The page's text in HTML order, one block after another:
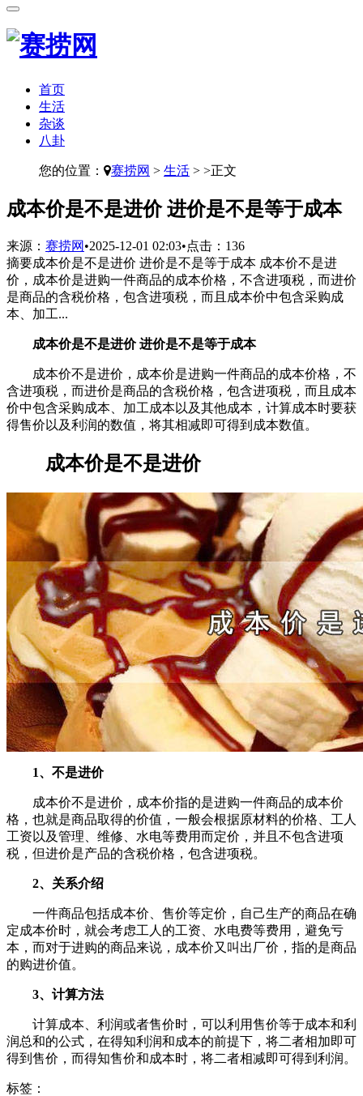
首页
生活
杂谈
八卦
您的位置： 赛捞网 > 生活 > >正文
​成本价是不是进价 进价是不是等于成本
来源： 赛捞网 •2025-12-01 02:03•点击： 136
摘要成本价是不是进价 进价是不是等于成本 成本价不是进
价，成本价是进购一件商品的成本价格，不含进项税，而进价
是商品的含税价格，包含进项税，而且成本价中包含采购成
本、加工...
成本价是不是进价 进价是不是等于成本
成本价不是进价，成本价是进购一件商品的成本价格，不
含进项税，而进价是商品的含税价格，包含进项税，而且成本
价中包含采购成本、加工成本以及其他成本，计算成本时要获
得售价以及利润的数值，将其相减即可得到成本数值。
成本价是不是进价
1、不是进价
成本价不是进价，成本价指的是进购一件商品的成本价
格，也就是商品取得的价值，一般会根据原材料的价格、工人
工资以及管理、维修、水电等费用而定价，并且不包含进项
税，但进价是产品的含税价格，包含进项税。
2、关系介绍
一件商品包括成本价、售价等定价，自己生产的商品在确
定成本价时，就会考虑工人的工资、水电费等费用，避免亏
本，而对于进购的商品来说，成本价又叫出厂价，指的是商品
的购进价值。
3、计算方法
计算成本、利润或者售价时，可以利用售价等于成本和利
润总和的公式，在得知利润和成本的前提下，将二者相加即可
得到售价，而得知售价和成本时，将二者相减即可得到利润。
标签：